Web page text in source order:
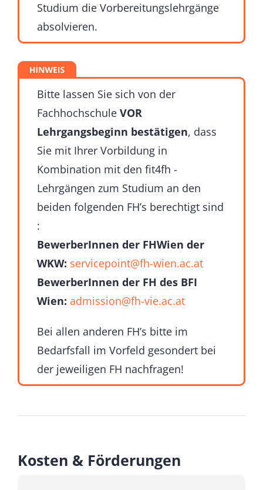
Studium die Vorbereitungslehrgänge
absolvieren.
Bitte lassen Sie sich von der
Fachhochschule VOR
Lehrgangsbeginn bestätigen, dass
Sie mit Ihrer Vorbildung in
Kombination mit den fit4fh -
Lehrgängen zum Studium an den
beiden folgenden FH’s berechtigt sind
:
BewerberInnen der FHWien der
WKW: servicepoint@fh-wien.ac.at
BewerberInnen der FH des BFI
Wien: admission@fh-vie.ac.at
Bei allen anderen FH’s bitte im
Bedarfsfall im Vorfeld gesondert bei
der jeweiligen FH nachfragen!
Kosten & Förderungen